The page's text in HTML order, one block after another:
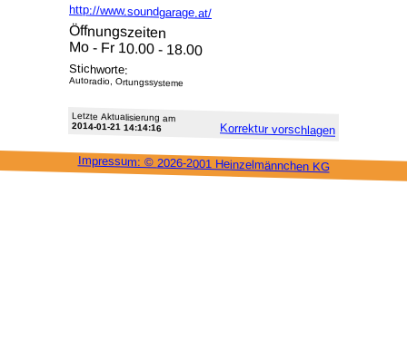
http://www.soundgarage.at/
Öffnungszeiten
Mo - Fr 10.00 - 18.00
Stichworte:
Autoradio, Ortungssysteme
Letzte Aktu­alisie­rung am
2014-01-21 14:14:16 Korrektur vor­schlagen
Impressum: © 2026-2001 Heinzel­männchen KG